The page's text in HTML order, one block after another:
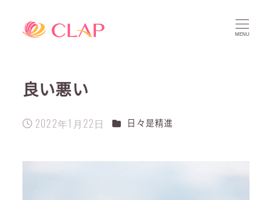
MENU
良い悪い
投稿日
2022年1月22日 カテゴリー
日々是精進